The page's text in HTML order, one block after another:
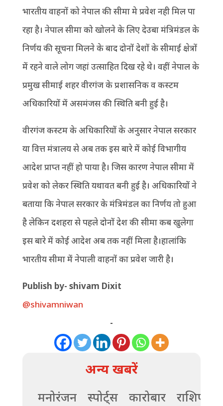
भारतीय वाहनों को नेपाल की सीमा मे प्रवेश नही मिल पा
रहा है। नेपाल सीमा को खोलने के लिए देउबा मंत्रिमंडल के
निर्णय की सूचना मिलने के बाद दोनों देशों के सीमाई क्षेत्रों
में रहने वाले लोग जहां उत्साहित दिख रहे थे। वहीं नेपाल के
प्रमुख सीमाई शहर वीरगंज के प्रशासनिक व कस्टम
अधिकारियों में असमंजस की स्थिति बनी हुई है।
वीरगंज कस्टम के अधिकारियों के अनुसार नेपाल सरकार
या वित्त मंत्रालय से अब तक इस बारे में कोई विभागीय
आदेश प्राप्त नहीं हो पाया है। जिस कारण नेपाल सीमा में
प्रवेश को लेकर स्थिति यथावत बनी हुई है। अधिकारियों ने
बताया कि नेपाल सरकार के मंत्रिमंडल का निर्णय तो हुआ
है लेकिन दशहरा से पहले दोनों देश की सीमा कब खुलेगा
इस बारे में कोई आदेश अब तक नहीं मिला है।हालांकि
भारतीय सीमा में नेपाली वाहनों का प्रवेश जारी है।
Publish by- shivam Dixit
@shivamniwan
-
अन्य खबरें
मनोरंजन स्पोर्ट्स कारोबार राशिफल